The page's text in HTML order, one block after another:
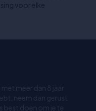
voor elke
meer dan 8 jaar
neem dan gerust
best doen om je te